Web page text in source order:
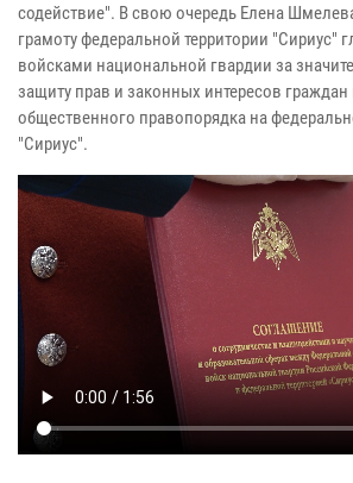
содействие". В свою очередь Елена
грамоту федеральной территории
войсками национальной гвардии за
защиту прав и законных интересов
общественного правопорядка на
"Сириус".